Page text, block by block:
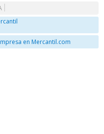
en Mercantil.com